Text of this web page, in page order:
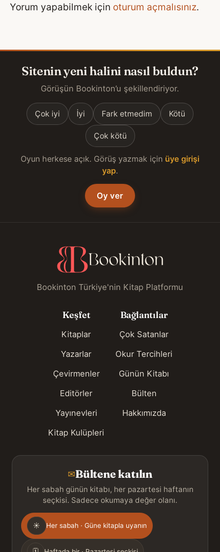
Yorum yapabilmek için oturum açmalısınız.
Sitenin yeni halini nasıl buldun?
Görüşün Bookinton’u şekillendiriyor.
Çok iyi İyi Fark etmedim Kötü
Çok kötü
Oyun herkese açık. Görüş yazmak için üye girişi
yap.
Oy ver
Bookinton Türkiye'nin Kitap Platformu
Keşfet
Kitaplar
Yazarlar
Çevirmenler
Editörler
Yayınevleri
Kitap Kulüpleri
Bağlantılar
Çok Satanlar
Okur Tercihleri
Günün Kitabı
Bülten
Hakkımızda
✉Bültene katılın
Her sabah günün kitabı, her pazartesi haftanın
seçkisi. Sadece okumaya değer olanı.
Gönderim
sıklığı
☀ Her sabah · Güne kitapla uyanın